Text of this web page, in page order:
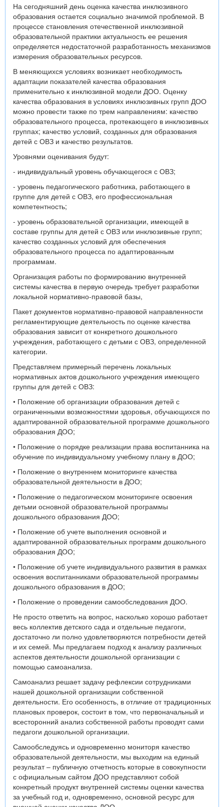
На сегодняшний день оценка качества инклюзивного
образования остается социально значимой проблемой. В
процессе становления отечественной инклюзивной
образовательной практики актуальность ее решения
определяется недостаточной разработанность механизмов
измерения образовательных ресурсов.
В меняющихся условиях возникает необходимость
адаптации показателей качества образования
применительно к инклюзивной модели ДОО. Оценку
качества образования в условиях инклюзивных групп ДОО
можно провести также по трем направлениям: качество
образовательного процесса, протекающего в инклюзивных
группах; качество условий, созданных для образования
детей с ОВЗ и качество результатов.
Уровнями оценивания будут:
- индивидуальный уровень обучающегося с ОВЗ;
- уровень педагогического работника, работающего в
группе для детей с ОВЗ, его профессиональная
компетентность;
- уровень образовательной организации, имеющей в
составе группы для детей с ОВЗ или инклюзивные групп;
качество созданных условий для обеспечения
образовательного процесса по адаптированным
программам.
Организация работы по формированию внутренней
системы качества в первую очередь требует разработки
локальной нормативно-правовой базы,
Пакет документов нормативно-правовой направленности
регламентирующие деятельность по оценке качества
образования зависит от конкретного дошкольного
учреждения, работающего с детьми с ОВЗ, определенной
категории.
Представляем примерный перечень локальных
нормативных актов дошкольного учреждения имеющего
группы для детей с ОВЗ:
• Положение об организации образования детей с
ограниченными возможностями здоровья, обучающихся по
адаптированной образовательной программе дошкольного
образования ДОО;
• Положение о порядке реализации права воспитанника на
обучение по индивидуальному учебному плану в ДОО;
• Положение о внутреннем мониторинге качества
образовательной деятельности в ДОО;
• Положение о педагогическом мониторинге освоения
детьми основной образовательной программы
дошкольного образования ДОО;
• Положение об учете выполнения основной и
адаптированной образовательных программ дошкольного
образования ДОО;
• Положение об учете индивидуального развития в рамках
освоения воспитанниками образовательной программы
дошкольного образования в ДОО;
• Положение о проведении самообследования ДОО.
Не просто ответить на вопрос, насколько хорошо работает
весь коллектив детского сада и отдельные педагоги,
достаточно ли полно удовлетворяются потребности детей
и их семей. Мы предлагаем подход к анализу различных
аспектов деятельности дошкольной организации с
помощью самоанализа.
Самоанализ решает задачу рефлексии сотрудниками
нашей дошкольной организации собственной
деятельности. Его особенность, в отличие от традиционных
плановых проверок, состоит в том, что первоначальный и
всесторонний анализ собственной работы проводят сами
педагоги дошкольной организации.
Самообследуясь и одновременно мониторя качество
образовательной деятельности, мы выходим на единый
результат – публичную отчетность которые в совокупности
с официальным сайтом ДОО представляют собой
конкретный продукт внутренней системы оценки качества
за учебный год и, одновременно, основной ресурс для